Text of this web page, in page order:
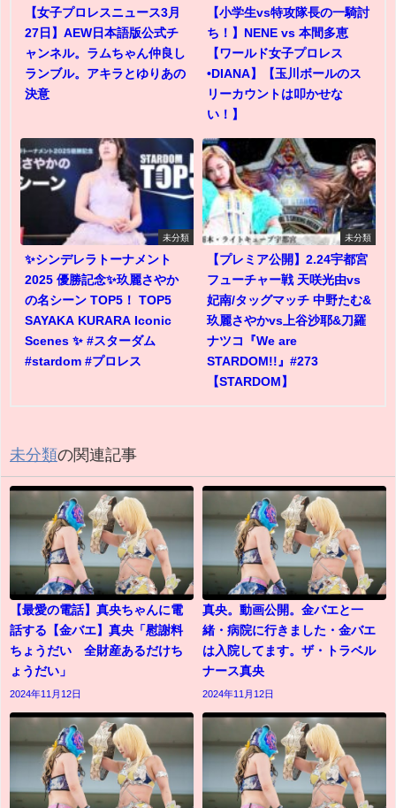
【女子プロレスニュース3月
27日】AEW日本語版公式チ
ャンネル。ラムちゃん仲良し
ランブル。アキラとゆりあの
決意
【小学生vs特攻隊長の一騎討
ち！】NENE vs 本間多恵
【ワールド女子プロレス
•DIANA】【玉川ボールのス
リーカウントは叩かせな
い！】
未分類
✨シンデレラトーナメント
2025 優勝記念✨玖麗さやか
の名シーン TOP5！ TOP5
SAYAKA KURARA Iconic
Scenes ✨ #スターダム
#stardom #プロレス
未分類
【プレミア公開】2.24宇都宮
フューチャー戦 天咲光由vs
妃南/タッグマッチ 中野たむ&
玖麗さやかvs上谷沙耶&刀羅
ナツコ『We are
STARDOM!!』#273
【STARDOM】
未分類の関連記事
【最愛の電話】真央ちゃんに電
話する【金バエ】真央「慰謝料
ちょうだい 全財産あるだけち
ょうだい」
2024年11月12日
真央。動画公開。金バエと一
緒・病院に行きました・金バエ
は入院してます。ザ・トラベル
ナース真央
2024年11月12日